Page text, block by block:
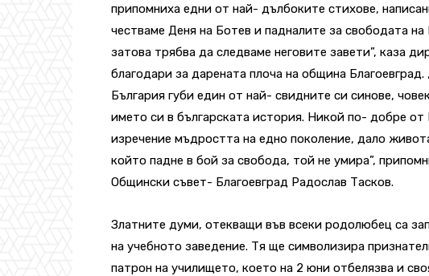
припомниха едни от най- дълбоките стихове,
честваме Деня на Ботев и падналите за свободата
затова трябва да следваме неговите завети”, каза
благодари за дарената плоча на община
България губи един от най- свидните си синове,
името си в българската история. Никой по- добре
изречение мъдростта на едно поколение, дало
който падне в бой за свобода, той не умира”,
Общински съвет- Благоевград Радослав Тасков.
Златните думи, отекващи във всеки родолюбец са
на учебното заведение. Тя ще символизира
патрон на училището, което на 2 юни отбелязва и